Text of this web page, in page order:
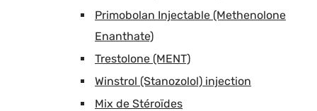
Primobolan Injectable (Methenolone
Enanthate)
Trestolone (MENT)
Winstrol (Stanozolol) injection
Mix de Stéroïdes